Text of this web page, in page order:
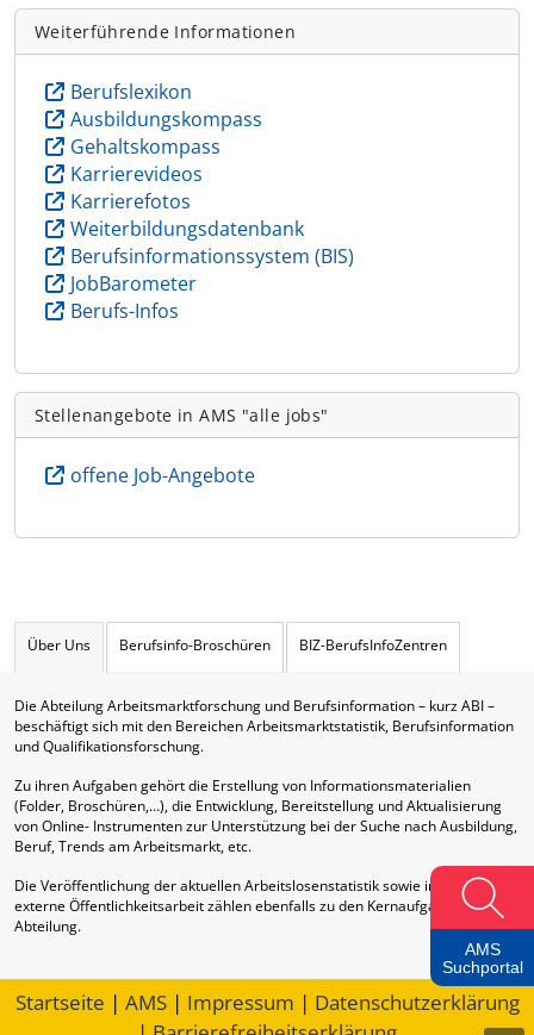
Weiterführende Informationen
Berufslexikon
Ausbildungskompass
Gehaltskompass
Karrierevideos
Karrierefotos
Weiterbildungsdatenbank
Berufsinformationssystem (BIS)
JobBarometer
Berufs-Infos
Stellenangebote in AMS "alle jobs"
offene Job-Angebote
Über Uns Berufsinfo-Broschüren BIZ-BerufsInfoZentren
Die Abteilung Arbeitsmarktforschung und Berufsinformation – kurz ABI –
beschäftigt sich mit den Bereichen Arbeitsmarktstatistik, Berufsinformation
und Qualifikationsforschung.
Zu ihren Aufgaben gehört die Erstellung von Informationsmaterialien
(Folder, Broschüren,…), die Entwicklung, Bereitstellung und Aktualisierung
von Online- Instrumenten zur Unterstützung bei der Suche nach Ausbildung,
Beruf, Trends am Arbeitsmarkt, etc.
Die Veröffentlichung der aktuellen Arbeitslosenstatistik sowie interne und
externe Öffentlichkeitsarbeit zählen ebenfalls zu den Kernaufgaben dieser
Abteilung.
Startseite | AMS| Impressum | Datenschutzerklärung
AMS
Suchportal